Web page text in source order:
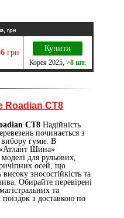
грн
грн Купити
Корея 2025 >8 шт.
Roadian CT8
CT8 Надійність
починається з
вибору гуми. В
Шина»
для рульових,
осей, що
зносостійкість та
Обирайте перевірені
та
поїздок з доставкою по